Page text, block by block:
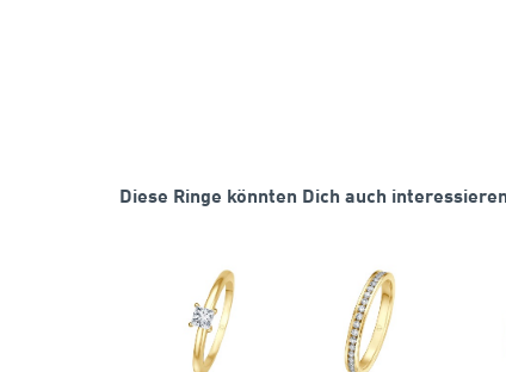
Diese Ringe könnten Dich auch interessieren